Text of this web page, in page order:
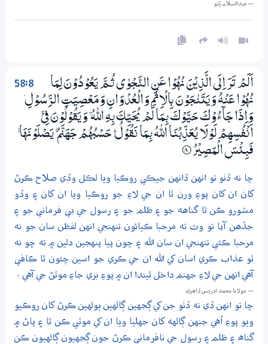
— عبدالسلام ڀُٽو
58:8
اَلَمْ تَرَ اِلَى الَّذِيْنَ نُهُوْا عَنِ النَّجْوٰى ثُـمَّ يَعُوْدُوْنَ لِمَا
نُهُوْا عَنْهُ وَيَتَنٰجَوْنَ بِالْاِثْمِ وَالْعُدْوَانِ وَمَعْصِيَتِ الرَّسُوْلِ ۡ
وَاِذَا جَاۗءُوْكَ حَيَّوْكَ بِـمَا لَمْ يُحَيِّكَ بِهِ اللّٰهُ ۙ وَيَقُوْلُوْنَ فِيْٓ
اَنْفُسِهِمْ لَوْلَا يُعَذِّبُنَا اللّٰهُ بِـمَا نَقُوْلُ ۭ حَسْبُهُمْ جَهَنَّمُ ۚ يَصْلَوْنَهَا ۚ
فَبِئْسَ الْمَصِيْرُ
8‏۝
ڇا نه ڏٺو تو انهن ڏانهن جيڪي روڪيا ويا لڪل وڏي صلاح ڪرڻ
کان ان کان پوءِ ورن ٿا ان جي لاءِ جو روڪيا ويا ان کان ۽ وڏو
مشورو ڪن ٿا گناهه جو ۽ ظلم جو ۽ رسول جي بي فرماني جو ۽
جڏهن آيا تو وٽ ته مرحبا ڪيائون تنهنجي انهن لفظن سان جو نه
مرحبا ڪئي تنهنجي ان سان الله ۽ چون پيا پنهجين دلين ۾ ته ڇو نه
ٿو عذاب ڪري اسان کي الله ان جي ڪري جو اسين چئون ٿا ڪافي
آهي انهن جي لاءِ جهنم داخل ٿيندا ان ۾ پوءِ بري جاءِ موٽڻ جي آهي .
— مولانا محمد ادريس ڏاھري
ڇا تو انهن ڏي نه ڏٺو جن کي ڳجهين ڳالهين ٻولهين ڪرڻ کان روڪيو
ويو پوءِ اُهي جنهن ڳالهه کان جهليا ويا ان کي موٽي ڪن ٿا ۽ پاڻ ۾
گناه ۽ ظلم ۽ رسول جي نافرماني ڪرڻ جون ڳجهيون ڳالهيون ڪن